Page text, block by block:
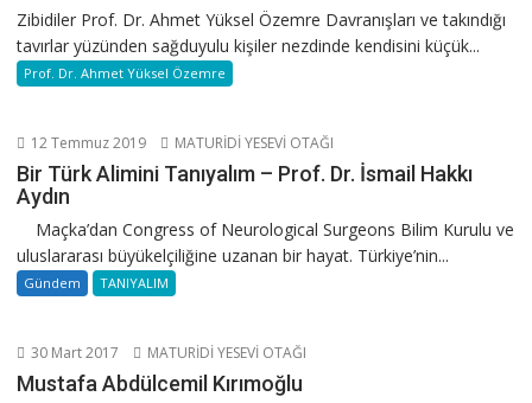
Zibidiler Prof. Dr. Ahmet Yüksel Özemre Davranışları ve takındığı
tavırlar yüzünden sağduyulu kişiler nezdinde kendisini küçük...
Prof. Dr. Ahmet Yüksel Özemre
12 Temmuz 2019 MATURİDİ YESEVİ OTAĞI
Bir Türk Alimini Tanıyalım – Prof. Dr. İsmail Hakkı
Aydın
Maçka’dan Congress of Neurological Surgeons Bilim Kurulu ve
uluslararası büyükelçiliğine uzanan bir hayat. Türkiye’nin...
Gündem TANIYALIM
30 Mart 2017 MATURİDİ YESEVİ OTAĞI
Mustafa Abdülcemil Kırımoğlu